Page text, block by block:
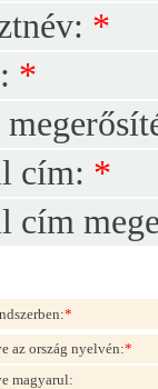
*
*
cím: *
cím
*
az ország nyelvén:*
magyarul: